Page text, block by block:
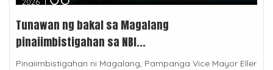
Tunawan ng bakal sa Magalang
pinaiimbistigahan sa NBI...
Pinaiimbistigahan ni Magalang, Pampanga Vice Mayor Eller